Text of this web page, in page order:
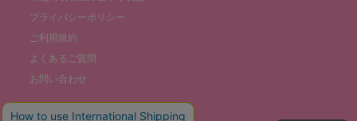
プライバシーポリシー
ご利用規約
よくあるご質問
お問い合わせ